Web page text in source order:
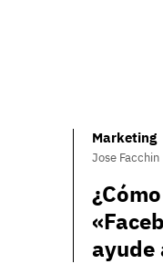
Marketing
Jose Facchin
ayude